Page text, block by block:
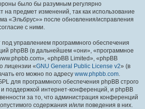
было бы разумным регулярно
на предмет изменений, так как использование
«Эльбрус»» после обновления/исправления
с ними.
управлением программного обеспечения
phpBB (в дальнейшем «они», «программное
«phpBB Limited», «phpBB
лицензии «GNU General Public License v2» (в
его можно по адресу www.phpbb.com.
для программного обеспечения phpBB строго
поддержкой интернет-конференций, и phpBB
за то, что администрация конференций
содержания и/или поведения в них.